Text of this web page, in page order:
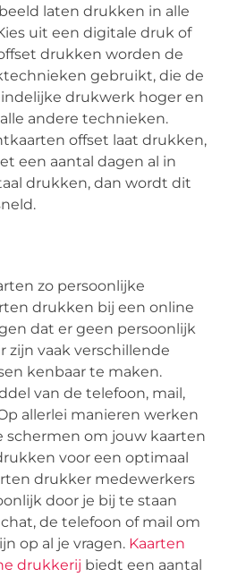
laten drukken in alle
uit een digitale druk of
drukken worden de
gebruikt, die de
drukwerk hoger en
andere technieken.
offset laat drukken,
een aantal dagen al in
drukken, dan wordt dit
zo persoonlijke
drukken bij een online
dat er geen persoonlijk
zijn vaak verschillende
kenbaar te maken.
van de telefoon, mail,
allerlei manieren werken
schermen om jouw kaarten
voor een optimaal
drukker medewerkers
door je bij te staan
de telefoon of mail om
op al je vragen. Kaarten
drukkerij biedt een aantal